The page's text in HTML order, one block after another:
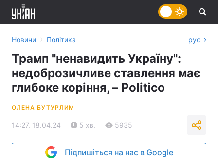
Новини › Політика рус
Трамп "ненавидить Україну":
недоброзичливе ставлення має
глибоке коріння, – Politico
ОЛЕНА БУТУРЛИМ
14:27, 18.04.24 5 хв. 5935
Підпишіться на нас в Google